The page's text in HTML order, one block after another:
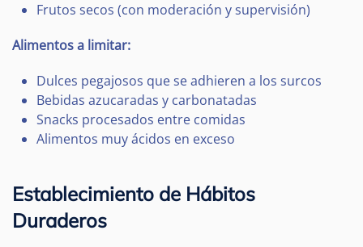
Frutos secos (con moderación y supervisión)
Alimentos a limitar:
Dulces pegajosos que se adhieren a los surcos
Bebidas azucaradas y carbonatadas
Snacks procesados entre comidas
Alimentos muy ácidos en exceso
Establecimiento de Hábitos
Duraderos